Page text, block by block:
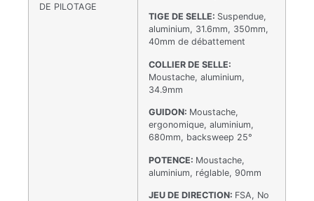
DE PILOTAGE
TIGE DE SELLE: Suspendue,
aluminium, 31.6mm, 350mm,
40mm de débattement
COLLIER DE SELLE:
Moustache, aluminium,
34.9mm
GUIDON: Moustache,
ergonomique, aluminium,
680mm, backsweep 25°
POTENCE: Moustache,
aluminium, réglable, 90mm
JEU DE DIRECTION: FSA, No